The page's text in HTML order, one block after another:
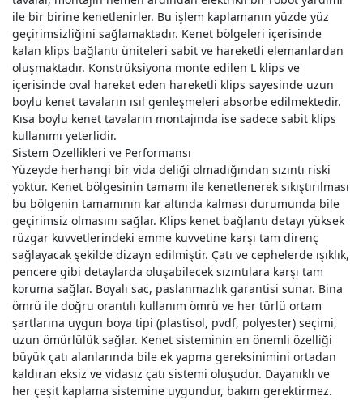
ile bir birine kenetlenirler. Bu işlem kaplamanın yüzde yüz
geçirimsizliğini sağlamaktadır. Kenet bölgeleri içerisinde
kalan klips bağlantı üniteleri sabit ve hareketli elemanlardan
oluşmaktadır. Konstrüksiyona monte edilen L klips ve
içerisinde oval hareket eden hareketli klips sayesinde uzun
boylu kenet tavaların ısıl genleşmeleri absorbe edilmektedir.
Kısa boylu kenet tavaların montajında ise sadece sabit klips
kullanımı yeterlidir.
Sistem Özellikleri ve Performansı
Yüzeyde herhangi bir vida deliği olmadığından sızıntı riski
yoktur. Kenet bölgesinin tamamı ile kenetlenerek sıkıştırılması
bu bölgenin tamamının kar altında kalması durumunda bile
geçirimsiz olmasını sağlar. Klips kenet bağlantı detayı yüksek
rüzgar kuvvetlerindeki emme kuvvetine karşı tam direnç
sağlayacak şekilde dizayn edilmiştir. Çatı ve cephelerde ışıklık,
pencere gibi detaylarda oluşabilecek sızıntılara karşı tam
koruma sağlar. Boyalı sac, paslanmazlık garantisi sunar. Bina
ömrü ile doğru orantılı kullanım ömrü ve her türlü ortam
şartlarına uygun boya tipi (plastisol, pvdf, polyester) seçimi,
uzun ömürlülük sağlar. Kenet sisteminin en önemli özelliği
büyük çatı alanlarında bile ek yapma gereksinimini ortadan
kaldıran eksiz ve vidasız çatı sistemi oluşudur. Dayanıklı ve
her çeşit kaplama sistemine uygundur, bakım gerektirmez.